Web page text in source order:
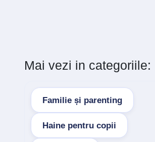
Mai vezi in categoriile:
Familie și parenting
Haine pentru copii